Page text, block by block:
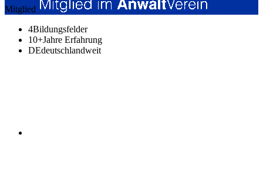
Mitglied
4Bildungsfelder
10+Jahre Erfahrung
DEdeutschlandweit